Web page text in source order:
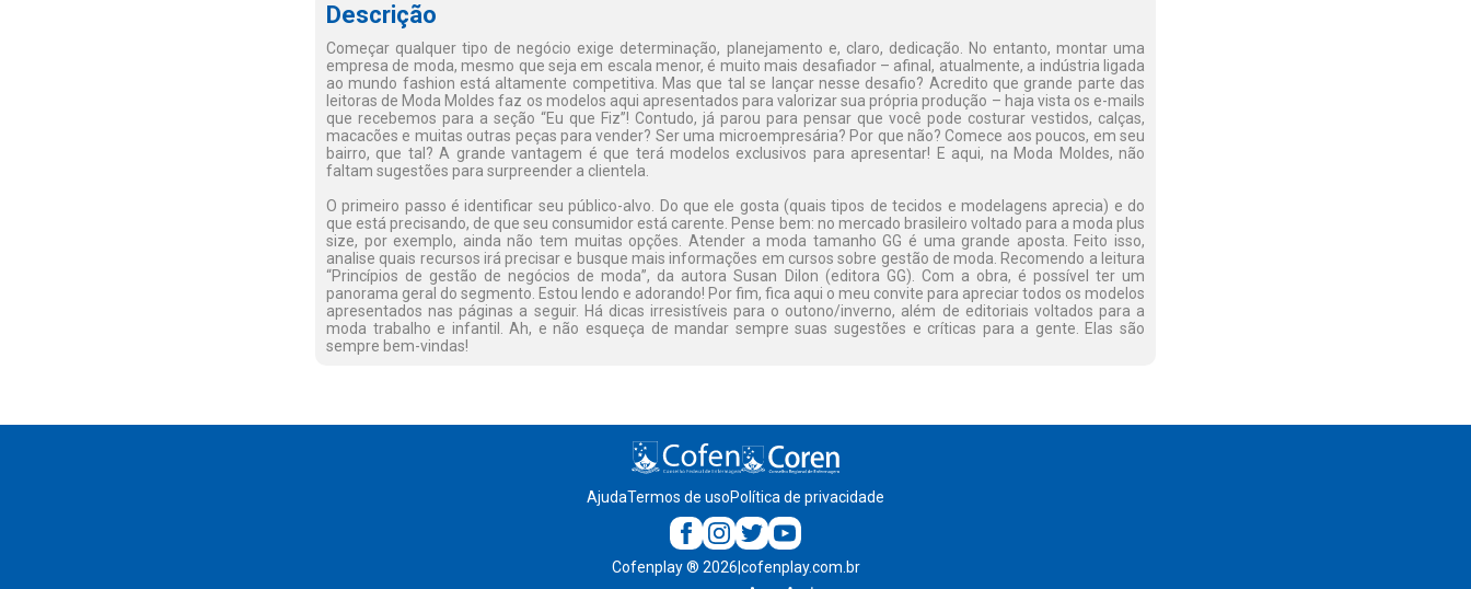
Descrição
Começar qualquer tipo de negócio exige determinação, planejamento e, claro, dedicação. No entanto, montar uma
empresa de moda, mesmo que seja em escala menor, é muito mais desafiador – afinal, atualmente, a indústria ligada
ao mundo fashion está altamente competitiva. Mas que tal se lançar nesse desafio? Acredito que grande parte das
leitoras de Moda Moldes faz os modelos aqui apresentados para valorizar sua própria produção – haja vista os e-mails
que recebemos para a seção “Eu que Fiz”! Contudo, já parou para pensar que você pode costurar vestidos, calças,
macacões e muitas outras peças para vender? Ser uma microempresária? Por que não? Comece aos poucos, em seu
bairro, que tal? A grande vantagem é que terá modelos exclusivos para apresentar! E aqui, na Moda Moldes, não
faltam sugestões para surpreender a clientela.
O primeiro passo é identificar seu público-alvo. Do que ele gosta (quais tipos de tecidos e modelagens aprecia) e do
que está precisando, de que seu consumidor está carente. Pense bem: no mercado brasileiro voltado para a moda plus
size, por exemplo, ainda não tem muitas opções. Atender a moda tamanho GG é uma grande aposta. Feito isso,
analise quais recursos irá precisar e busque mais informações em cursos sobre gestão de moda. Recomendo a leitura
“Princípios de gestão de negócios de moda”, da autora Susan Dilon (editora GG). Com a obra, é possível ter um
panorama geral do segmento. Estou lendo e adorando! Por fim, fica aqui o meu convite para apreciar todos os modelos
apresentados nas páginas a seguir. Há dicas irresistíveis para o outono/inverno, além de editoriais voltados para a
moda trabalho e infantil. Ah, e não esqueça de mandar sempre suas sugestões e críticas para a gente. Elas são
sempre bem-vindas!
AjudaTermos de usoPolítica de privacidade
Cofenplay® 2026 cofenplay.com.br